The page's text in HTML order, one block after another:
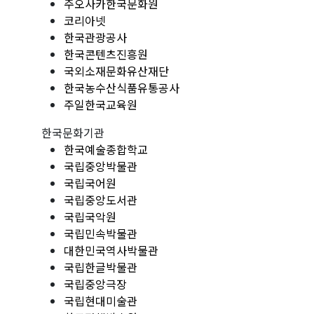
주오사카한국문화원
코리아넷
한국관광공사
한국콘텐츠진흥원
국외소재문화유산재단
한국농수산식품유통공사
주일한국교육원
한국문화기관
한국예술종합학교
국립중앙박물관
국립국어원
국립중앙도서관
국립국악원
국립민속박물관
대한민국역사박물관
국립한글박물관
국립중앙극장
국립현대미술관